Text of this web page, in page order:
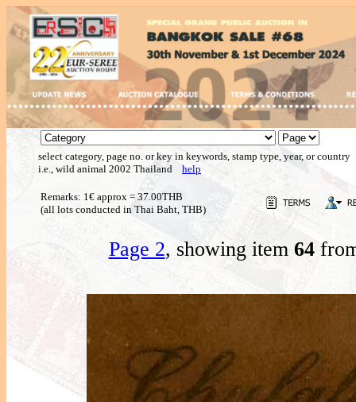
select category, page no. or key in keywords, stamp type, year, or country
i.e., wild animal 2002 Thailand help
Remarks: 1€ approx = 37.00THB
(all lots conducted in Thai Baht, THB)
Page 2, showing item 64